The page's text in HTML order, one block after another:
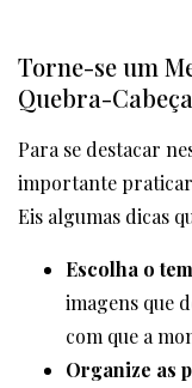
Torne-se um
Quebra-
Para se destacar
importante praticar
Eis algumas dicas
Escolha o
imagens que
com que a
Organize as